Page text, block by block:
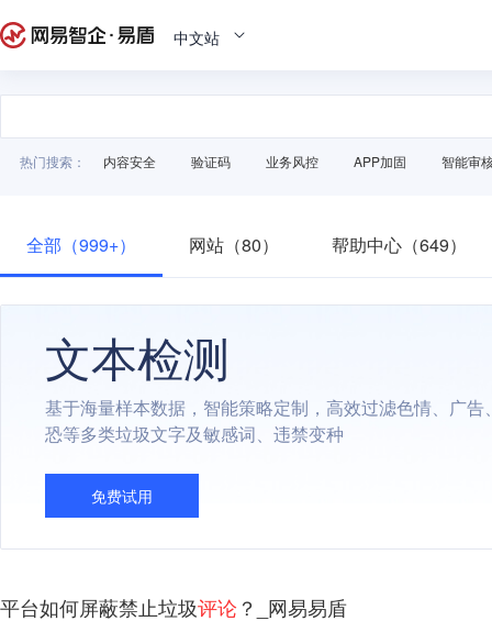
中文站
热门搜索： 内容安全 验证码 业务风控 APP加固 智能审
全部（999+） 网站（80） 帮助中心（649）
文本检测
基于海量样本数据，智能策略定制，高效过滤色情、广告
恐等多类垃圾文字及敏感词、违禁变种
免费试用
平台如何屏蔽禁止垃圾评论 ？_网易易盾